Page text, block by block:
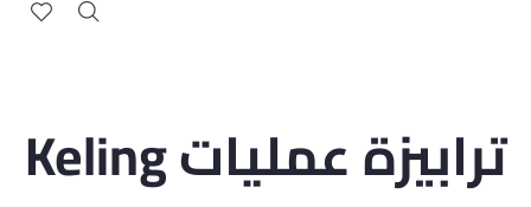
ترابيزة عمليات Keling